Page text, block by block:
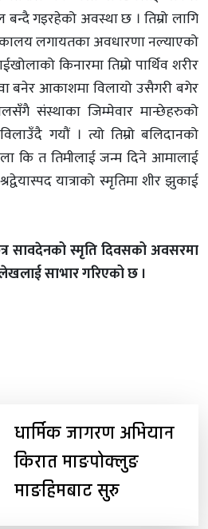
गइरहेको अवस्था छ । तिम्रो लागि
लगायतका अवधारणा नल्याएको
किनारमा तिम्रो पार्थिव शरीर
बनेर आकाशमा विलायो उसैगरी बगेर
संस्थाका जिम्मेवार मान्छेहरुको
गयौं । त्यो तिम्रो बलिदानको
कि त तिमीलाई जन्म दिने आमालाई
यात्राको स्मृतिमा शीर झुकाई
सावदेनको स्मृति दिवसको अवसरमा
साभार गरिएको छ ।
धार्मिक जागरण अभियान
किरात माङपोक्लुङ
माङहिमबाट सुरु